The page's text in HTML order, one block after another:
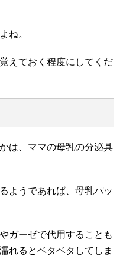
ね。
えておく程度にしてくだ
は、ママの母乳の分泌具
ようであれば、母乳パッ
ガーゼで代用することも
れるとベタベタしてしま